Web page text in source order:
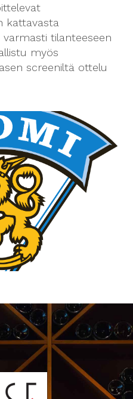
kattavasta
tilanteeseen
myös
screeniltä ottelu